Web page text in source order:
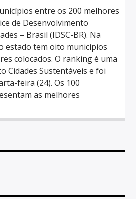
entre os 200 melhores
de Desenvolvimento
– Brasil (IDSC-BR). Na
estado tem oito municípios
colocados. O ranking é uma
Cidades Sustentáveis e foi
feira (24). Os 100
as melhores